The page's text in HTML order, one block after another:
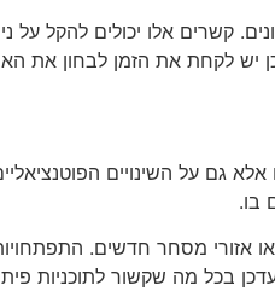
קשרים אלו יכולים להקל על
יש לקחת את הזמן לבחון את
גם על השינויים
בו.
או אזורי מסחר חדשים.
בכל מה שקשור לתוכניות